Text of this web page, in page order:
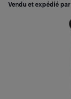
Vendu et expédié par